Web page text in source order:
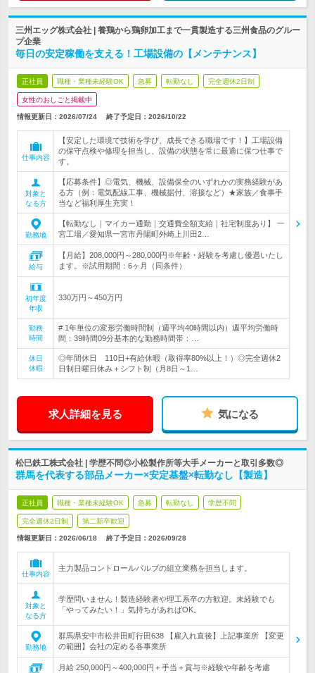
三州エッグ株式会社 | 養鶏から鶏卵加工まで一貫製造する三州食品のグルー
プ企業
毎日の安定稼働を支える！工場設備の【メンテナンス】
正社員 職種・業種未経験OK 急募 転勤なし 完全週休2日制
女性のおしごと掲載中
情報更新日：2026/07/24 終了予定日： 2026/10/22
仕事内容
【安定した環境で技術を学び、成長できる職場です！】工場設備
の保守点検や修理を担当し、設備の状態を常に最適に保つ仕事で
す。
対象と
なる方
【応募条件】◎電気、機械、設備保全のいずれかの実務経験があ
る方（例：電気配線工事、機械据付、溶接など）★家族／食事手
当など福利厚生充実！
勤務地
【転勤なし｜マイカー通勤｜交通費全額支給｜社宅制度あり】 一
宮工場／愛知県一宮市丹陽町外崎上川田2…
給与
【月給】208,000円～280,000円※年齢・経験を考慮し優遇いたし
ます。※試用期間：6ヶ月（同条件）
初年度
年収
330万円～450万円
勤務
時間
# 1年単位の変形労働時間制（週平均40時間以内）週平均労働時
間：39時間09分基本的な勤務時間帯：…
休日
休暇
◎年間休日 110日+有給休暇（取得率80%以上！）◎完全週休2
日制日曜日休み＋シフト制（月8日～1…
求人詳細を見る 気になる
松巳鉄工株式会社 | 学歴不問◎小松製作所等大手メーカーと取引多数◎
群馬を代表する部品メーカー×安定基盤×転勤なし【製造】
正社員 職種・業種未経験OK 急募 転勤なし 学歴不問
完全週休2日制 第二新卒歓迎
情報更新日：2026/06/18 終了予定日： 2026/09/28
仕事内容
主力製品コントロールバルブの組立業務を担当します。
対象と
なる方
学歴問いません！製造経験者や理工系卒の方歓迎。未経験でも
「やってみたい！」気持ちがあればOK。
勤務地
群馬県安中市松井田町行田638 【雇入れ直後】上記事業所 【変更
の範囲】会社の定める各事業所
月給 250,000円～400,000円＋手当＋賞与※経験や年齢を考慮